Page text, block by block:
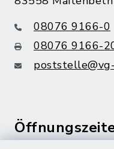
08076 9166-0
08076 9166-